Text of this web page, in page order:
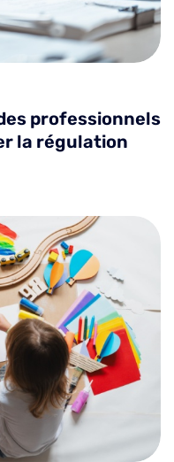
professionnels
la régulation